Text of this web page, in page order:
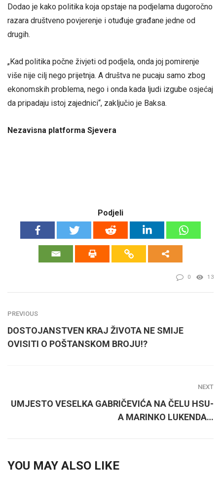
Dodao je kako politika koja opstaje na podjelama dugoročno
razara društveno povjerenje i otuđuje građane jedne od
drugih.
„Kad politika počne živjeti od podjela, onda joj pomirenje
više nije cilj nego prijetnja. A društva ne pucaju samo zbog
ekonomskih problema, nego i onda kada ljudi izgube osjećaj
da pripadaju istoj zajednici“, zaključio je Baksa.
Nezavisna platforma Sjevera
Podjeli
0 13
PREVIOUS
DOSTOJANSTVEN KRAJ ŽIVOTA NE SMIJE
OVISITI O POŠTANSKOM BROJU!?
NEXT
UMJESTO VESELKA GABRIČEVIĆA NA ČELU HSU-
A MARINKO LUKENDA…
YOU MAY ALSO LIKE